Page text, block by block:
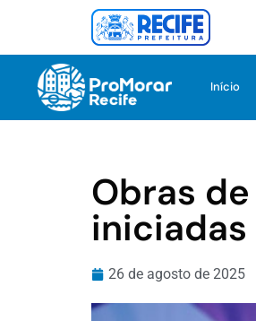
Início
Obras
iniciadas
26 de agosto de 2025